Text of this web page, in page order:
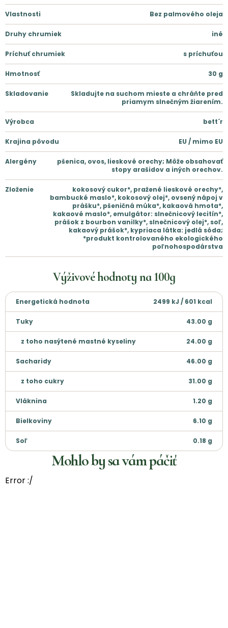
Vlastnosti Bez palmového oleja
Druhy chrumiek iné
Príchuť chrumiek s príchuťou
Hmotnosť 30 g
Skladovanie
Skladujte na suchom mieste a chráňte pred
priamym slnečným žiarením.
Výrobca bett´r
Krajina pôvodu EU / mimo EU
Alergény
pšenica, ovos, lieskové orechy; Môže obsahovať
stopy arašidov a iných orechov.
Zloženie
kokosový cukor*, pražené lieskové orechy*,
bambucké maslo*, kokosový olej*, ovsený nápoj v
prášku*, pšeničná múka*, kakaová hmota*,
kakaové maslo*, emulgátor: slnečnicový lecitín*,
prášok z bourbon vanilky*, slnečnicový olej*, soľ,
kakaový prášok*, kypriaca látka: jedlá sóda;
*produkt kontrolovaného ekologického
poľnohospodárstva
Výživové hodnoty na100g
Energetická hodnota 2499 kJ / 601 kcal
Tuky 43.00 g
z toho nasýtené mastné kyseliny 24.00 g
Sacharidy 46.00 g
z toho cukry 31.00 g
Vláknina 1.20 g
Bielkoviny 6.10 g
Soľ 0.18 g
Mohlo by sa vám páčiť
Error :/